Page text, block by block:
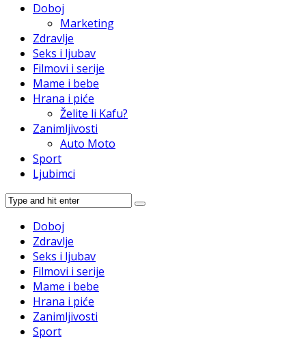
Doboj
Marketing
Zdravlje
Seks i ljubav
Filmovi i serije
Mame i bebe
Hrana i piće
Želite li Kafu?
Zanimljivosti
Auto Moto
Sport
Ljubimci
Doboj
Zdravlje
Seks i ljubav
Filmovi i serije
Mame i bebe
Hrana i piće
Zanimljivosti
Sport